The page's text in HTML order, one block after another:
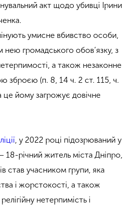
акт щодо убивці Ірини
умисне вбивство особи,
нею громадського обов’язку, з
а також незаконне
зброєю (п. 8, 14 ч. 2 ст. 115, ч.
це йому загрожує довічне
, у 2022 році підозрюваний у
18-річний житель міста Дніпро,
став учасником групи, яка
і жорстокості, а також
нетерпимість і